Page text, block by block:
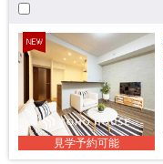
見学予約可能